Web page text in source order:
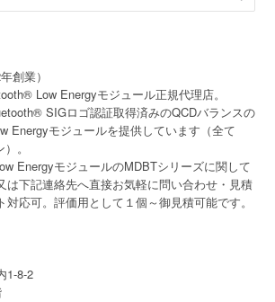
創業）
Low Energyモジュール正規代理店。
SIGロゴ認証取得済みのQCDバランスの
Energyモジュールを提供しています（全て
。
EnergyモジュールのMDBTシリーズに関して
は下記連絡先へ直接お気軽に問い合わせ・見積
応可。評価用として１個～御見積可能です。
1-8-2